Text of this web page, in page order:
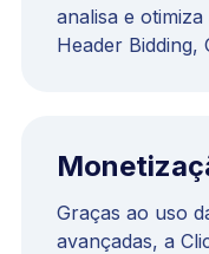
analisa e
Header Bidding,
Graças ao uso
avançadas, a